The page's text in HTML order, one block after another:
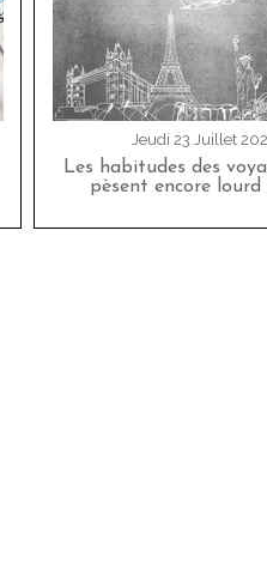
Jeudi 23 Juillet
Les habitudes des
pèsent encore lourd